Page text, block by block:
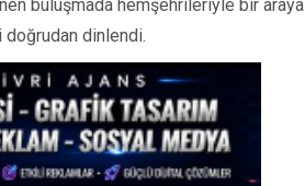
buluşmada hemşehrileriyle bir araya
dinlendi.